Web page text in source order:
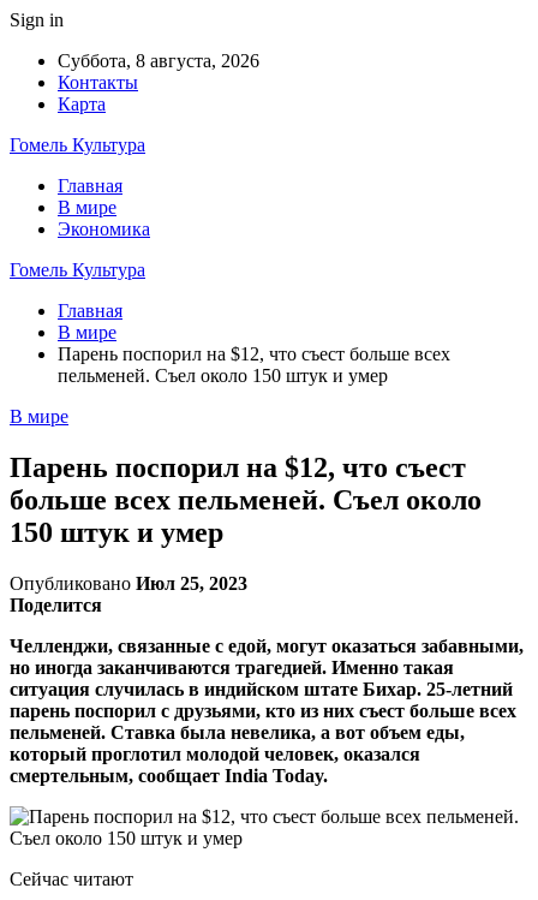
Sign in
Суббота, 8 августа, 2026
Контакты
Карта
Гомель Культура
Главная
В мире
Экономика
Гомель Культура
Главная
В мире
Парень поспорил на $12, что съест больше всех
пельменей. Съел около 150 штук и умер
В мире
Парень поспорил на $12, что съест
больше всех пельменей. Съел около
150 штук и умер
Опубликовано Июл 25, 2023
Поделится
Челленджи, связанные с едой, могут оказаться забавными,
но иногда заканчиваются трагедией. Именно такая
ситуация случилась в индийском штате Бихар. 25-летний
парень поспорил с друзьями, кто из них съест больше всех
пельменей. Ставка была невелика, а вот объем еды,
который проглотил молодой человек, оказался
смертельным, сообщает India Today.
Сейчас читают